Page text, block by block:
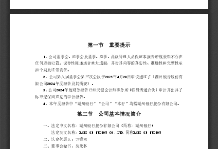
第一节 重要提示
1、公司董事会、监事会及董事、监事、高级管理人员保证本报告所载资料不存在
任何虚假记载、误导性陈述或者重大遗漏，并对其内容的真实性、准确性和完整性承
担个别及连带责任。
2 、 公司第 八 届董事会第 三次会议于2025年4月 28 日审议通过了《湖州银行股份有
限公司2024年度报告 及其摘要》 。
3 、公司 2024年度财务报告已经天健会计师事务所（特殊普通合伙）审计并出具了
标准无保留意见的审计报告。
4、本年度报告中“湖州银行”“ 公司 ” “本行” 均指湖州银行股份有限公司。
第二节 公司基本情况简介
一、法定中文名称：湖州银行股份有限公司（简称：湖州银行）
法定英文名称： BANK OF HUZHOU CO . ,LTD. 简称BANK OF HUZHOU
二、法定代表人： 方锋杰
三、董事会秘书：
吴荣林